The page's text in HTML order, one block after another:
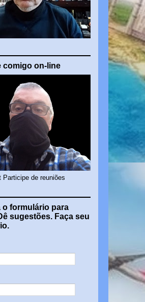
comigo on-line
Participe de reuniões
o formulário para
sugestões. Faça seu